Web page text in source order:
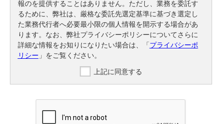
報のを提供することはありません。ただし、業務を委託す
るために、弊社は、厳格な委託先選定基準に基づき選定し
た業務代行者へ必要最小限の個人情報を開示する場合があ
ります。なお、弊社プライバシーポリシーについてさらに
詳細な情報をお知りになりたい場合は、「プライバシーポ
リシー 」をご覧ください。
上記に同意する